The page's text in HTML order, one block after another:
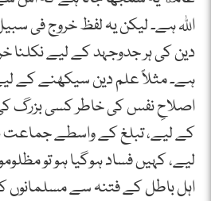
اﷲ ہے۔ لیکن یہ لفظ خروج فی
دین کی ہر جدوجہد کے لیے نکلنا
ہے۔ مثلاً علم دین سیکھنے کے
اصلاحِ نفس کی خاطر کسی بزرگ
کے لیے، تبلغ کے واسطے جماعت
لیے، کہیں فساد ہوگیا ہو تو
اہل باطل کے فتنہ سے